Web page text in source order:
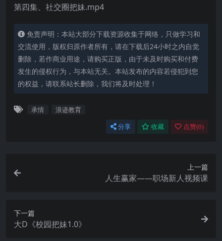
第四集、社交圈把妹.mp4
免责声明：本站大部分下载资源收集于网络，只做学习和
交流使用，版权归原作者所有，请在下载后24小时之内自觉
删除，若作商业用途，请购买正版，由于未及时购买和付费
发生的侵权行为，与本站无关。本站发布的内容若侵犯到您
的权益，请联系站长删除，我们将及时处理！
承情 浪迹教育
分享 收藏 点赞(0)
上一篇
人生赢家——职场新人视频课
下一篇
大D《校园把妹1.0》